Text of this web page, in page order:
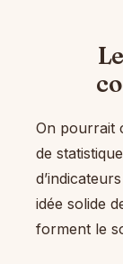
On pourrait
de
idée solide
forment le